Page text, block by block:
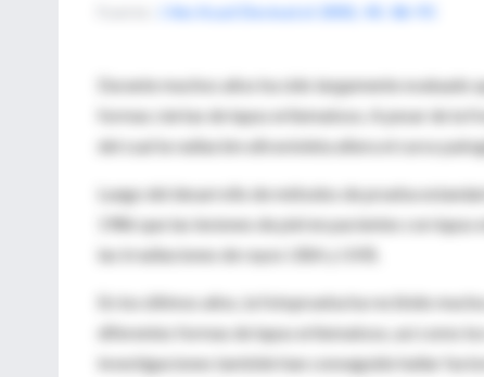
J Am Acad Dermatol 2001; 45: 86-95
Durante muchos años ha sido largamente
formas ciertas de lupus eritematoso. A pesar de la
del cual la radiación ultravioleta altera el curso
Luego del desarrollo de métodos de prueba
1986 que las lesiones de piel en pacientes con
las irradiaciones de rayos UBA y UVB.
En los últimos años, la fotoprueba ha recibido
diferentes formas de lupus eritematoso, así como
investigaciones también han conseguido hallar